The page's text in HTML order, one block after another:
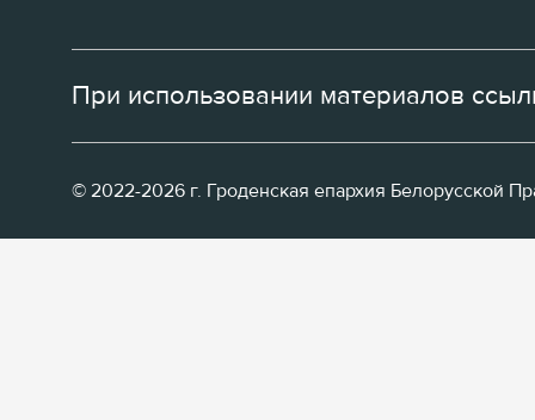
При использовании материалов
© 2022-2026 г. Гроденская епархия Белорусской